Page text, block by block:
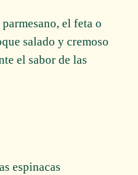
el feta o
salado y cremoso
el sabor de las
espinacas